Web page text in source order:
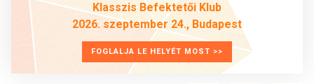
Klasszis Befektetői Klub
2026. szeptember 24., Budapest
FOGLALJA LE HELYÉT MOST >>